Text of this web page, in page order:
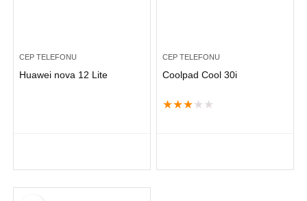
CEP TELEFONU
Huawei nova 12 Lite
CEP TELEFONU
Coolpad Cool 30i
★★★ ★ ★